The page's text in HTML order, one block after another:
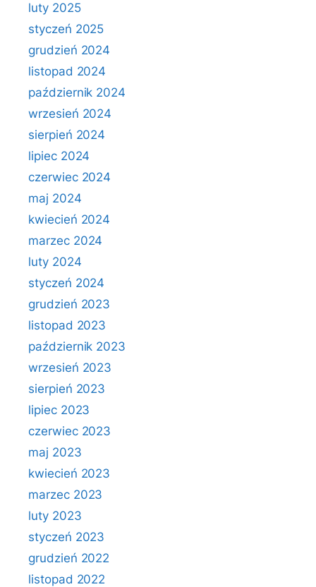
luty 2025
styczeń 2025
grudzień 2024
listopad 2024
październik 2024
wrzesień 2024
sierpień 2024
lipiec 2024
czerwiec 2024
maj 2024
kwiecień 2024
marzec 2024
luty 2024
styczeń 2024
grudzień 2023
listopad 2023
październik 2023
wrzesień 2023
sierpień 2023
lipiec 2023
czerwiec 2023
maj 2023
kwiecień 2023
marzec 2023
luty 2023
styczeń 2023
grudzień 2022
listopad 2022